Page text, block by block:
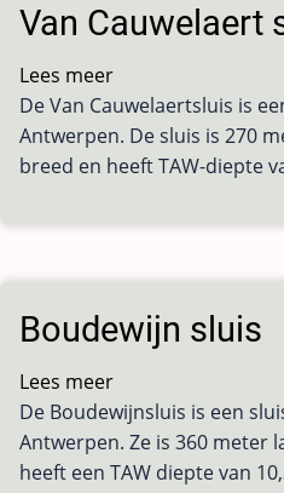
Van Cauwelaert
Lees meer
Van
Cauwelaert
sluis
De Van Cauwelaertsluis is
Antwerpen. De sluis is 270
breed en heeft TAW-diepte
Boudewijn sluis
Lees meer
Boudewijn
sluis
De Boudewijnsluis is een
Antwerpen. Ze is 360 meter
heeft een TAW diepte van